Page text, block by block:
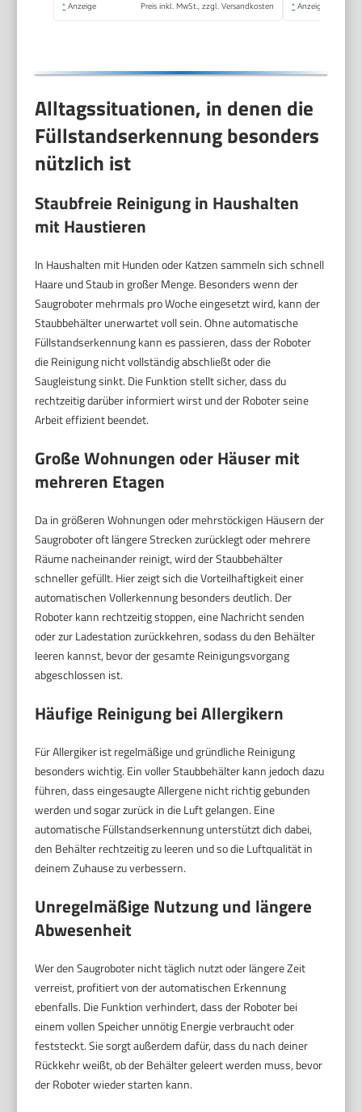
* Anzeige Preis inkl. MwSt., zzgl. Versandkosten * Anzeige
Alltagssituationen, in denen die
Füllstandserkennung besonders
nützlich ist
Staubfreie Reinigung in Haushalten
mit Haustieren
In Haushalten mit Hunden oder Katzen sammeln sich schnell
Haare und Staub in großer Menge. Besonders wenn der
Saugroboter mehrmals pro Woche eingesetzt wird, kann der
Staubbehälter unerwartet voll sein. Ohne automatische
Füllstandserkennung kann es passieren, dass der Roboter
die Reinigung nicht vollständig abschließt oder die
Saugleistung sinkt. Die Funktion stellt sicher, dass du
rechtzeitig darüber informiert wirst und der Roboter seine
Arbeit effizient beendet.
Große Wohnungen oder Häuser mit
mehreren Etagen
Da in größeren Wohnungen oder mehrstöckigen Häusern der
Saugroboter oft längere Strecken zurücklegt oder mehrere
Räume nacheinander reinigt, wird der Staubbehälter
schneller gefüllt. Hier zeigt sich die Vorteilhaftigkeit einer
automatischen Vollerkennung besonders deutlich. Der
Roboter kann rechtzeitig stoppen, eine Nachricht senden
oder zur Ladestation zurückkehren, sodass du den Behälter
leeren kannst, bevor der gesamte Reinigungsvorgang
abgeschlossen ist.
Häufige Reinigung bei Allergikern
Für Allergiker ist regelmäßige und gründliche Reinigung
besonders wichtig. Ein voller Staubbehälter kann jedoch dazu
führen, dass eingesaugte Allergene nicht richtig gebunden
werden und sogar zurück in die Luft gelangen. Eine
automatische Füllstandserkennung unterstützt dich dabei,
den Behälter rechtzeitig zu leeren und so die Luftqualität in
deinem Zuhause zu verbessern.
Unregelmäßige Nutzung und längere
Abwesenheit
Wer den Saugroboter nicht täglich nutzt oder längere Zeit
verreist, profitiert von der automatischen Erkennung
ebenfalls. Die Funktion verhindert, dass der Roboter bei
einem vollen Speicher unnötig Energie verbraucht oder
feststeckt. Sie sorgt außerdem dafür, dass du nach deiner
Rückkehr weißt, ob der Behälter geleert werden muss, bevor
der Roboter wieder starten kann.